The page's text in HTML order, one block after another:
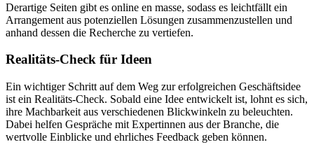
Derartige Seiten gibt es online en masse, sodass es leichtfällt ein
Arrangement aus potenziellen Lösungen zusammenzustellen und
anhand dessen die Recherche zu vertiefen.
Realitäts-Check für Ideen
Ein wichtiger Schritt auf dem Weg zur erfolgreichen Geschäftsidee
ist ein Realitäts-Check. Sobald eine Idee entwickelt ist, lohnt es sich,
ihre Machbarkeit aus verschiedenen Blickwinkeln zu beleuchten.
Dabei helfen Gespräche mit Expertinnen aus der Branche, die
wertvolle Einblicke und ehrliches Feedback geben können.